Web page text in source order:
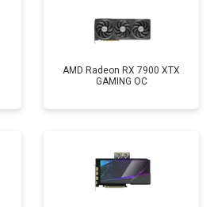
AMD Radeon RX 7900 XTX
GAMING OC